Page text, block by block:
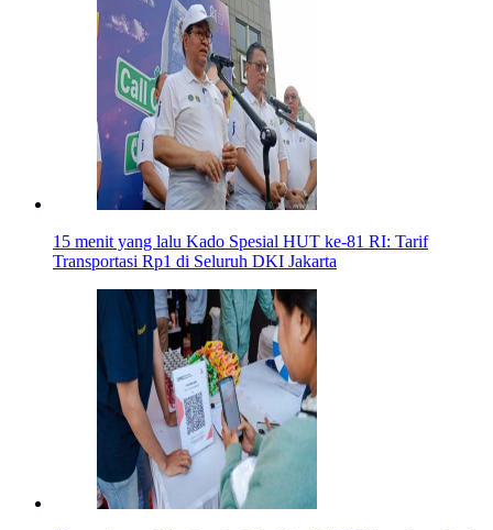
15 menit yang lalu Kado Spesial HUT ke-81 RI: Tarif
Transportasi Rp1 di Seluruh DKI Jakarta